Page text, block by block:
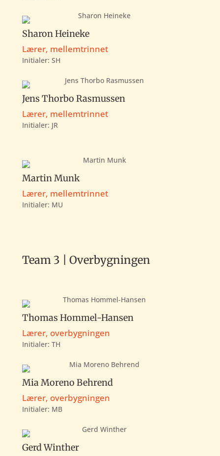
Sharon Heineke
Lærer, mellemtrinnet
Initialer: SH
Jens Thorbo Rasmussen
Lærer, mellemtrinnet
Initialer: JR
Martin Munk
Lærer, mellemtrinnet
Initialer: MU
Team 3 | Overbygningen
Thomas Hommel-Hansen
Lærer, overbygningen
Initialer: TH
Mia Moreno Behrend
Lærer, overbygningen
Initialer: MB
Gerd Winther